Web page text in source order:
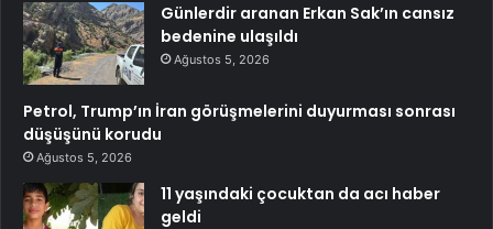
Günlerdir aranan Erkan Sak’ın cansız
bedenine ulaşıldı
Ağustos 5, 2026
Petrol, Trump’ın İran görüşmelerini duyurması sonrası
düşüşünü korudu
Ağustos 5, 2026
11 yaşındaki çocuktan da acı haber
geldi